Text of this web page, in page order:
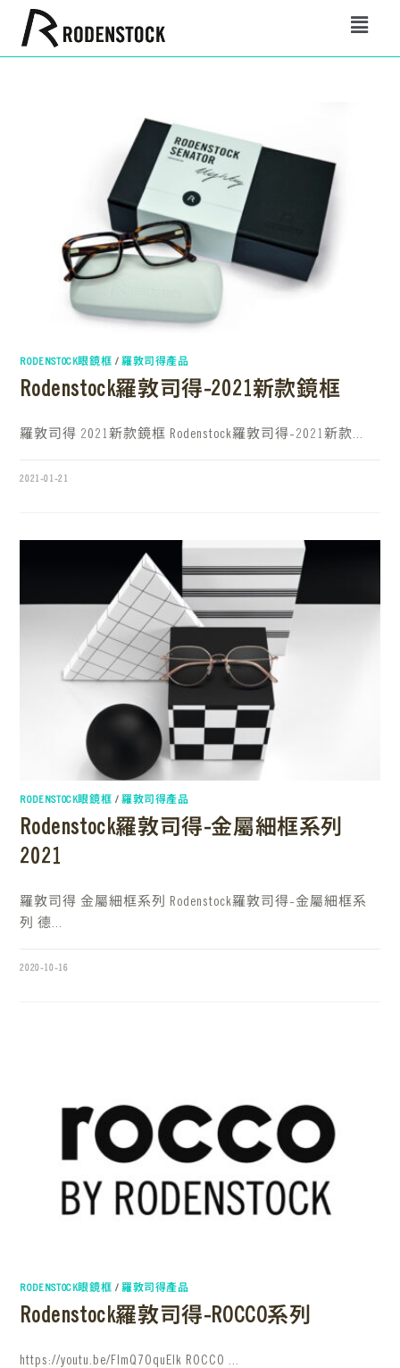
RODENSTOCK眼鏡框 /羅敦司得產品
Rodenstock羅敦司得-2021新款鏡框
羅敦司得 2021新款鏡框 Rodenstock羅敦司得-2021新款...
2021-01-21
RODENSTOCK眼鏡框 /羅敦司得產品
Rodenstock羅敦司得-金屬細框系列
2021
羅敦司得 金屬細框系列 Rodenstock羅敦司得-金屬細框系
列 德...
2020-10-16
RODENSTOCK眼鏡框 /羅敦司得產品
Rodenstock羅敦司得-ROCCO系列
https://youtu.be/FlmQ7OquElk ROCCO ...